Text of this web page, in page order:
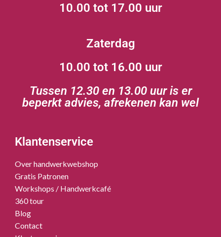
10.00 tot 17.00 uur
Zaterdag
10.00 tot 16.00 uur
Tussen 12.30 en 13.00 uur is er
beperkt advies, afrekenen kan wel
Klantenservice
Over handwerkwebshop
Gratis Patronen
Workshops / Handwerkcafé
360 tour
Blog
Contact